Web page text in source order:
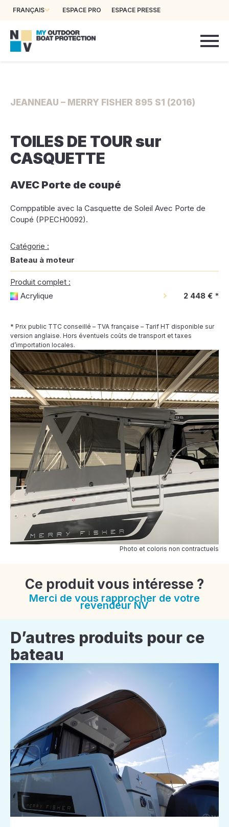
FRANÇAIS ESPACE PRO ESPACE PRESSE
JEANNEAU – MERRY FISHER 895 S1 (2016)
TOILES DE TOUR sur
CASQUETTE
AVEC Porte de coupé
Comppatible avec la Casquette de Soleil Avec Porte de
Coupé (PPECH0092).
Catégorie :
Bateau à moteur
Produit complet :
Acrylique
2 448 € *
* Prix public TTC conseillé – TVA française – Tarif HT disponible sur
version anglaise. Hors éventuels coûts de transport et taxes
d’importation locales.
Photo et coloris non contractuels
Ce produit vous intéresse ?
Merci de vous rapprocher de votre
revendeur NV
D’autres produits pour ce
bateau